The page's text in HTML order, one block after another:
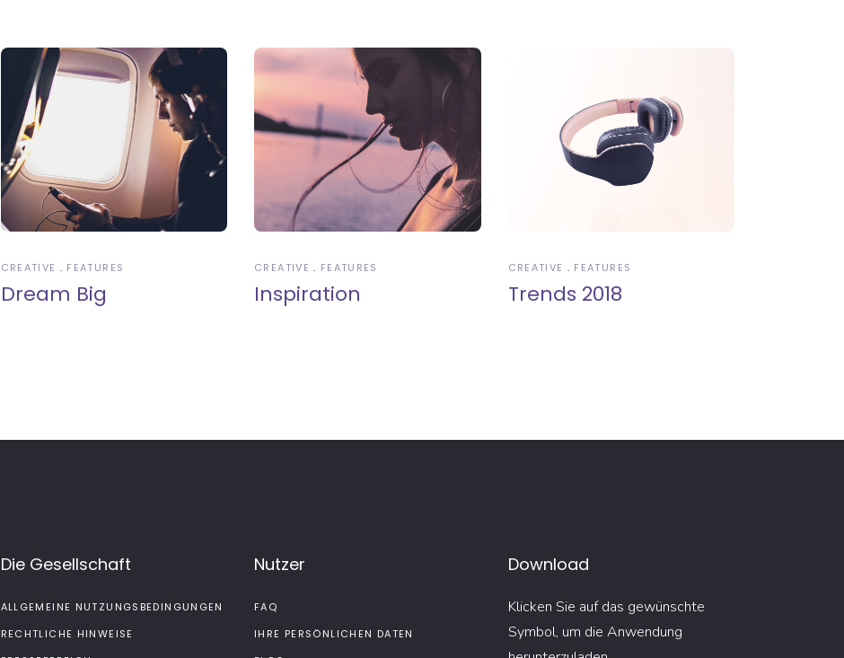
CREATIVE FEATURES
Dream Big
CREATIVE FEATURES
Inspiration
CREATIVE FEATURES
Trends 2018
Die Gesellschaft
ALLGEMEINE NUTZUNGSBEDINGUNGEN
RECHTLICHE HINWEISE
Nutzer
FAQ
IHRE PERSÖNLICHEN DATEN
Download
Klicken Sie auf das gewünschte
Symbol, um die Anwendung